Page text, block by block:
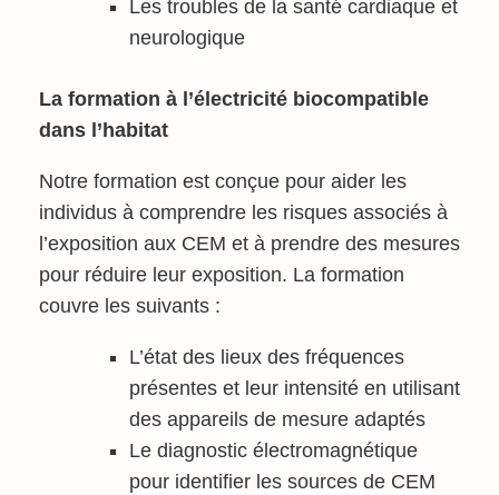
Les troubles de la santé cardiaque et
neurologique
La formation à l’électricité biocompatible
dans l’habitat
Notre formation est conçue pour aider les
individus à comprendre les risques associés à
l’exposition aux CEM et à prendre des mesures
pour réduire leur exposition. La formation
couvre les suivants :
L’état des lieux des fréquences
présentes et leur intensité en utilisant
des appareils de mesure adaptés
Le diagnostic électromagnétique
pour identifier les sources de CEM